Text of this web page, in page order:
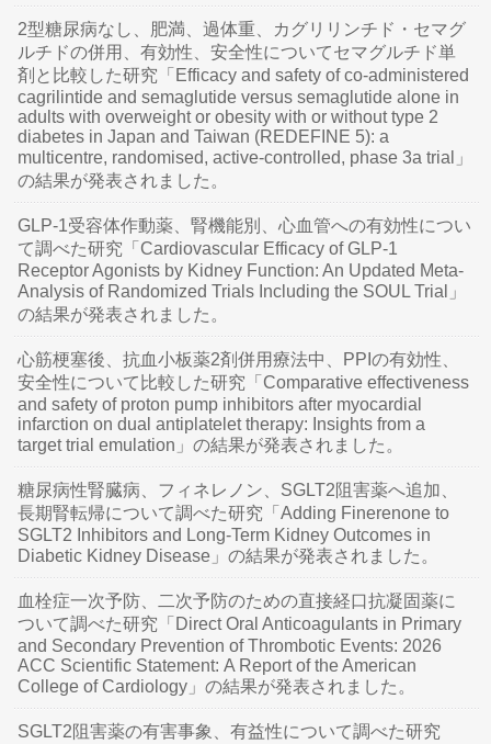
2型糖尿病なし、肥満、過体重、カグリリンチド・セマグ
ルチドの併用、有効性、安全性についてセマグルチド単
剤と比較した研究「Efficacy and safety of co-administered
cagrilintide and semaglutide versus semaglutide alone in
adults with overweight or obesity with or without type 2
diabetes in Japan and Taiwan (REDEFINE 5): a
multicentre, randomised, active-controlled, phase 3a trial」
の結果が発表されました。
GLP-1受容体作動薬、腎機能別、心血管への有効性につい
て調べた研究「Cardiovascular Efficacy of GLP-1
Receptor Agonists by Kidney Function: An Updated Meta-
Analysis of Randomized Trials Including the SOUL Trial」
の結果が発表されました。
心筋梗塞後、抗血小板薬2剤併用療法中、PPIの有効性、
安全性について比較した研究「Comparative effectiveness
and safety of proton pump inhibitors after myocardial
infarction on dual antiplatelet therapy: Insights from a
target trial emulation」の結果が発表されました。
糖尿病性腎臓病、フィネレノン、SGLT2阻害薬へ追加、
長期腎転帰について調べた研究「Adding Finerenone to
SGLT2 Inhibitors and Long-Term Kidney Outcomes in
Diabetic Kidney Disease」の結果が発表されました。
血栓症一次予防、二次予防のための直接経口抗凝固薬に
ついて調べた研究「Direct Oral Anticoagulants in Primary
and Secondary Prevention of Thrombotic Events: 2026
ACC Scientific Statement: A Report of the American
College of Cardiology」の結果が発表されました。
SGLT2阻害薬の有害事象、有益性について調べた研究